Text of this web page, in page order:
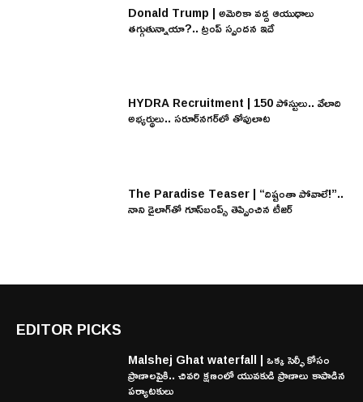
Donald Trump | అమెరికా వద్ద ఆయుధాలు
తగ్గుతున్నాయా?.. ట్రంప్ స్పందన ఇదే
HYDRA Recruitment | 150 పోస్టులు.. వేలాది
అభ్యర్థులు.. సరూర్‌నగర్‌లో తోపులాట
The Paradise Teaser | “దిష్టంతా పోవాలే!”..
నాని డైలాగ్‌తో గూస్‌బంప్స్ తెప్పించిన టీజర్
EDITOR PICKS
Malshej Ghat waterfall | ఒక్క సెల్ఫీ కోసం
ప్రాణాలపైకి.. చివరి క్షణంలో యువకుడి ప్రాణాలు కాపాడిన
పర్యాటకులు